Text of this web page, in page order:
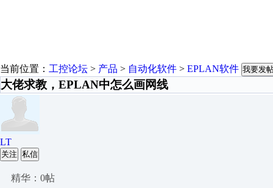
当前位置： 工控论坛 > 产品 > 自动化软件 > EPLAN软件 我要发
大佬求教，EPLAN中怎么画网线
LT
关注 私信
精华：0帖